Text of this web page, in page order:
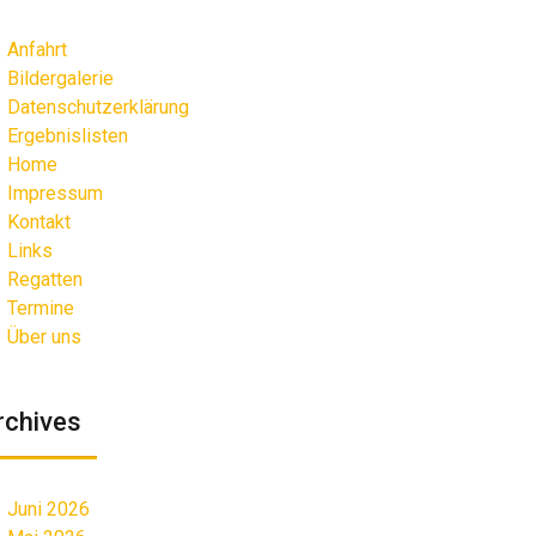
Anfahrt
Bildergalerie
Datenschutzerklärung
Ergebnislisten
Home
Impressum
Kontakt
Links
Regatten
Termine
Über uns
Juni 2026